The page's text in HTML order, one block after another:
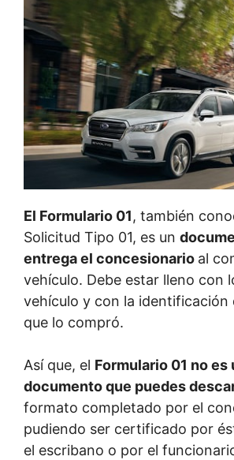
El Formulario 01, también
Solicitud Tipo 01, es un
entrega el concesionario al
vehículo. Debe estar lleno con
vehículo y con la identificación
que lo compró.
Así que, el Formulario 01 no es
documento que puedes
formato completado por el
pudiendo ser certificado por
el escribano o por el